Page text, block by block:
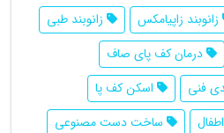
زانوبند زاپیامکس
زانوبند طبی
درمان کف پای صاف
فنی
اسکن کف پا
ساخت دست مصنوعی